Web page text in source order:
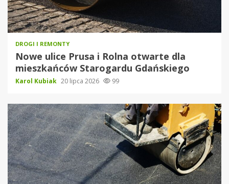
DROGI I REMONTY
Nowe ulice Prusa i Rolna otwarte dla
mieszkańców Starogardu Gdańskiego
Karol Kubiak 20 lipca 2026 99